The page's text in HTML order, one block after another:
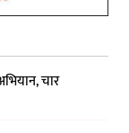
चार